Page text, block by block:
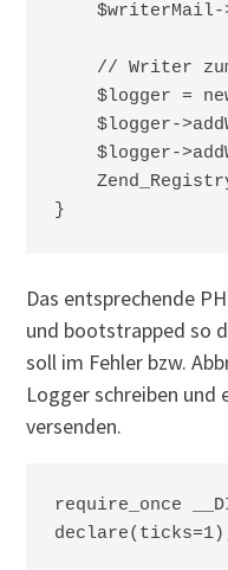
// Writer
$logger =
$logger-
$logger-
Das entsprechende
und bootstrapped so
soll im Fehler bzw.
Logger schreiben und
versenden.
require_once